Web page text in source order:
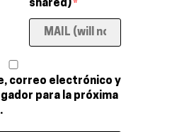
shared) *
correo electrónico y
para la próxima